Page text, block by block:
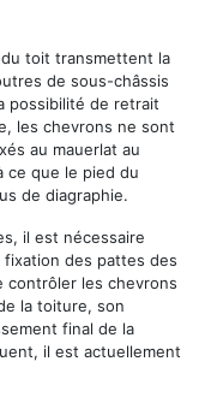
toit transmettent la
de sous-châssis
possibilité de retrait
les chevrons ne sont
au mauerlat au
ce que le pied du
de diagraphie.
il est nécessaire
fixation des pattes des
contrôler les chevrons
la toiture, son
final de la
il est actuellement